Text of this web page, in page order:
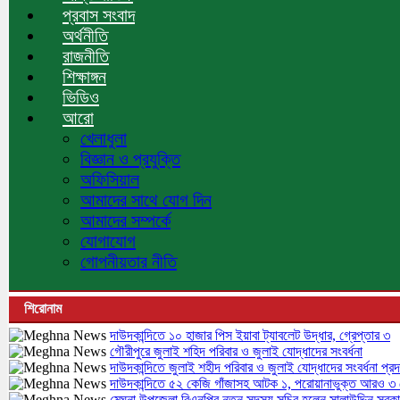
প্রবাস সংবাদ
অর্থনীতি
রাজনীতি
শিক্ষাঙ্গন
ভিডিও
আরো
খেলাধুলা
বিজ্ঞান ও প্রযুক্তি
অফিসিয়াল
আমাদের সাথে যোগ দিন
আমাদের সম্পর্কে
যোগাযোগ
গোপনীয়তার নীতি
শিরোনাম
দাউদকান্দিতে ১০ হাজার পিস ইয়াবা ট্যাবলেট উদ্ধার, গ্রেপ্তার ৩
গৌরীপুরে জুলাই শহিদ পরিবার ও জুলাই যোদ্ধাদের সংবর্ধনা
দাউদকান্দিতে জুলাই শহীদ পরিবার ও জুলাই যোদ্ধাদের সংবর্ধনা
দাউদকান্দিতে ৫২ কেজি গাঁজাসহ আটক ১, পরোয়ানাভুক্ত আরও ৩